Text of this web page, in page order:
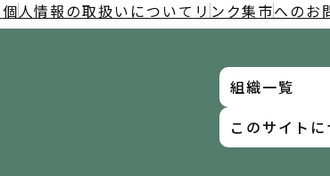
個人情報の取扱いについて リンク集市へのお
組織一覧
このサイトに